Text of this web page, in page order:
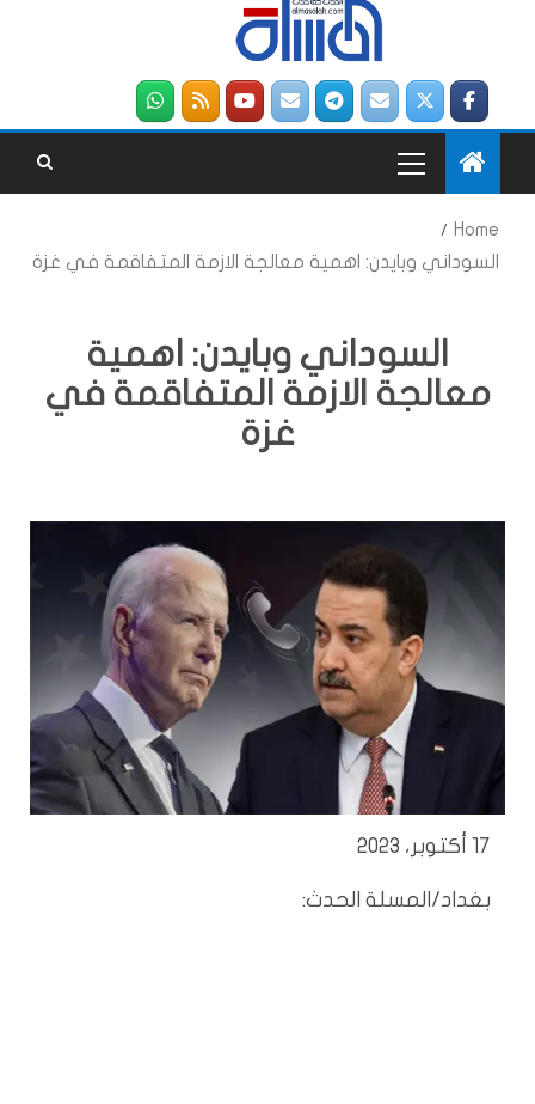
Home
السوداني وبايدن: اهمية معالجة الازمة المتفاقمة في غزة
السوداني وبايدن: اهمية
معالجة الازمة المتفاقمة في
غزة
17 أكتوبر، 2023
بغداد/المسلة الحدث: